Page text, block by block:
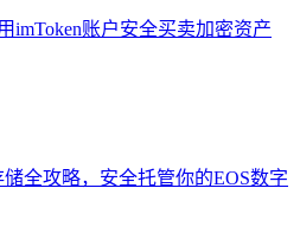
imToken账户安全买卖加密资产
储全攻略，安全托管你的EOS数字